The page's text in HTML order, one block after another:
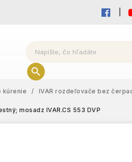
kúrenie / IVAR rozdeľovače bez
mosadz IVAR.CS 553 DVP